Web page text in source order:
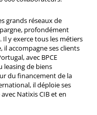
grands réseaux de
profondément
y exerce tous les métiers
il accompagne ses clients
avec BPCE
leasing de biens
du financement de la
il déploie ses
Natixis CIB et en